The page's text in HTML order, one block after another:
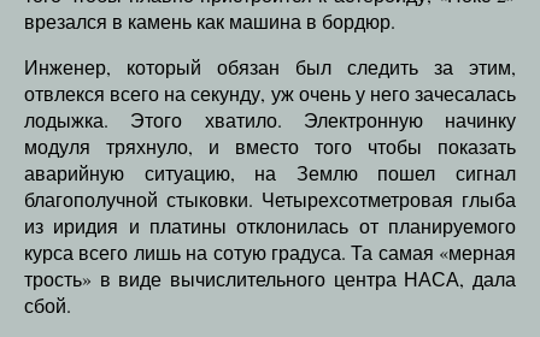
врезался в камень как машина в бордюр.
Инженер, который обязан был следить за этим,
отвлекся всего на секунду, уж очень у него зачесалась
лодыжка. Этого хватило. Электронную начинку
модуля тряхнуло, и вместо того чтобы показать
аварийную ситуацию, на Землю пошел сигнал
благополучной стыковки. Четырехсотметровая глыба
из иридия и платины отклонилась от планируемого
курса всего лишь на сотую градуса. Та самая «мерная
трость» в виде вычислительного центра НАСА, дала
сбой.